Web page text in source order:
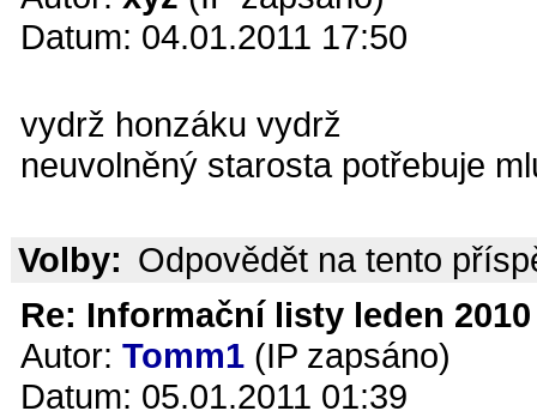
Datum: 04.01.2011 17:50
vydrž honzáku vydrž
neuvolněný starosta potřebuje
Volby: Odpovědět na tento
Re: Informační listy leden
Autor: Tomm1 (IP zapsáno)
Datum: 05.01.2011 01:39